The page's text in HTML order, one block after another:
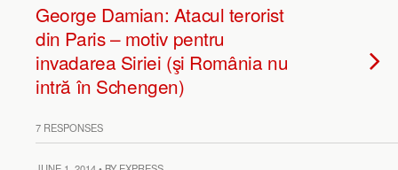
George Damian: Atacul terorist
din Paris – motiv pentru
invadarea Siriei (şi România nu
intră în Schengen)
7 RESPONSES